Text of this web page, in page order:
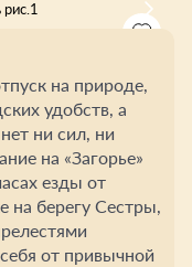
на природе,
удобств, а
ни сил, ни
на «Загорье»
езды от
на берегу Сестры,
от привычной